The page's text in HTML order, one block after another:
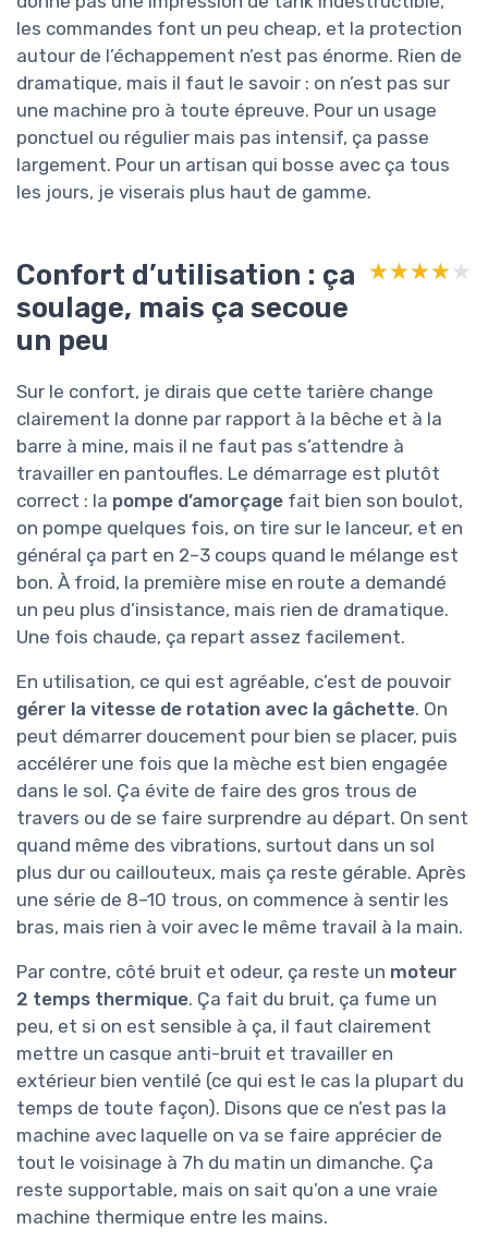
les commandes font un peu cheap, et la protection
autour de l’échappement n’est pas énorme. Rien de
dramatique, mais il faut le savoir : on n’est pas sur
une machine pro à toute épreuve. Pour un usage
ponctuel ou régulier mais pas intensif, ça passe
largement. Pour un artisan qui bosse avec ça tous
les jours, je viserais plus haut de gamme.
Confort d’utilisation : ça
soulage, mais ça secoue
un peu
★★★★★
★★★★★
Sur le confort, je dirais que cette tarière change
clairement la donne par rapport à la bêche et à la
barre à mine, mais il ne faut pas s’attendre à
travailler en pantoufles. Le démarrage est plutôt
correct : la pompe d’amorçage fait bien son boulot,
on pompe quelques fois, on tire sur le lanceur, et en
général ça part en 2–3 coups quand le mélange est
bon. À froid, la première mise en route a demandé
un peu plus d’insistance, mais rien de dramatique.
Une fois chaude, ça repart assez facilement.
En utilisation, ce qui est agréable, c’est de pouvoir
gérer la vitesse de rotation avec la gâchette. On
peut démarrer doucement pour bien se placer, puis
accélérer une fois que la mèche est bien engagée
dans le sol. Ça évite de faire des gros trous de
travers ou de se faire surprendre au départ. On sent
quand même des vibrations, surtout dans un sol
plus dur ou caillouteux, mais ça reste gérable. Après
une série de 8–10 trous, on commence à sentir les
bras, mais rien à voir avec le même travail à la main.
Par contre, côté bruit et odeur, ça reste un moteur
2 temps thermique. Ça fait du bruit, ça fume un
peu, et si on est sensible à ça, il faut clairement
mettre un casque anti-bruit et travailler en
extérieur bien ventilé (ce qui est le cas la plupart du
temps de toute façon). Disons que ce n’est pas la
machine avec laquelle on va se faire apprécier de
tout le voisinage à 7h du matin un dimanche. Ça
reste supportable, mais on sait qu’on a une vraie
machine thermique entre les mains.